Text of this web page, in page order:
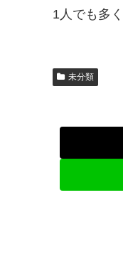
1人でも多
未分類